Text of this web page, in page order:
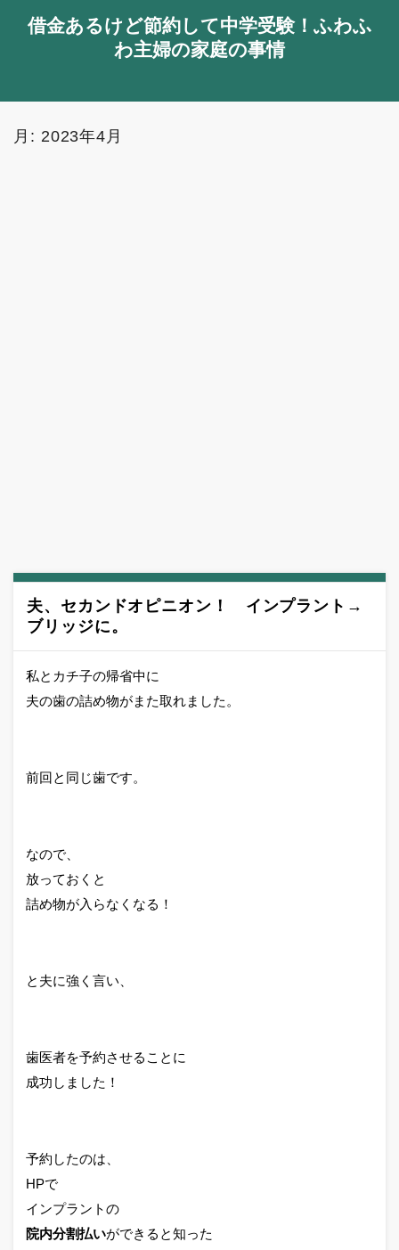
借金あるけど節約して中学受験！ふわふ
わ主婦の家庭の事情
月: 2023年4月
夫、セカンドオピニオン！ インプラント→
ブリッジに。
私とカチ子の帰省中に
夫の歯の詰め物がまた取れました。
前回と同じ歯です。
なので、
放っておくと
詰め物が入らなくなる！
と夫に強く言い、
歯医者を予約させることに
成功しました！
予約したのは、
HPで
インプラントの
院内分割払いができると知った